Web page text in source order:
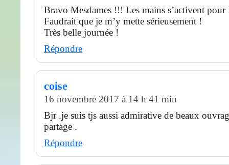
Bravo Mesdames !!! Les mains s’activent
Faudrait que je m’y mette sérieusement !
Très belle journée !
Répondre
coise
16 novembre 2017 à 14 h 41 min
Bjr .je suis tjs aussi admirative de beaux
partage .
Répondre